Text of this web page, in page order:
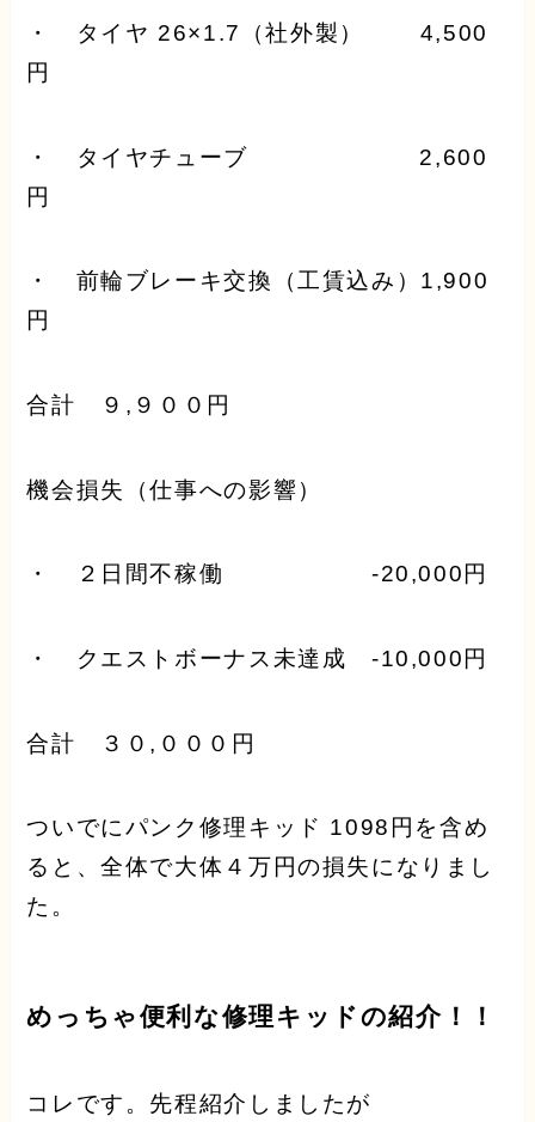
・ タイヤ 26×1.7（社外製） 4,500
円
・ タイヤチューブ 2,600
円
・ 前輪ブレーキ交換（工賃込み）1,900
円
合計 ９,９００円
機会損失（仕事への影響）
・ ２日間不稼働 -20,000円
・ クエストボーナス未達成 -10,000円
合計 ３０,０００円
ついでにパンク修理キッド 1098円を含め
ると、全体で大体４万円の損失になりまし
た。
めっちゃ便利な修理キッドの紹介！！
コレです。先程紹介しましたが